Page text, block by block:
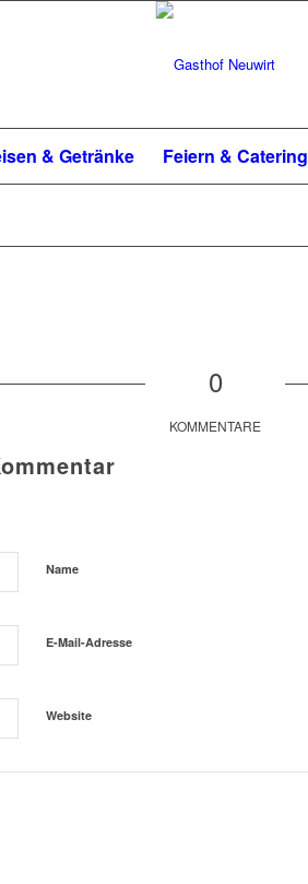
& Getränke Feiern & Catering
0
KOMMENTARE
Name
E-Mail-Adresse
Website